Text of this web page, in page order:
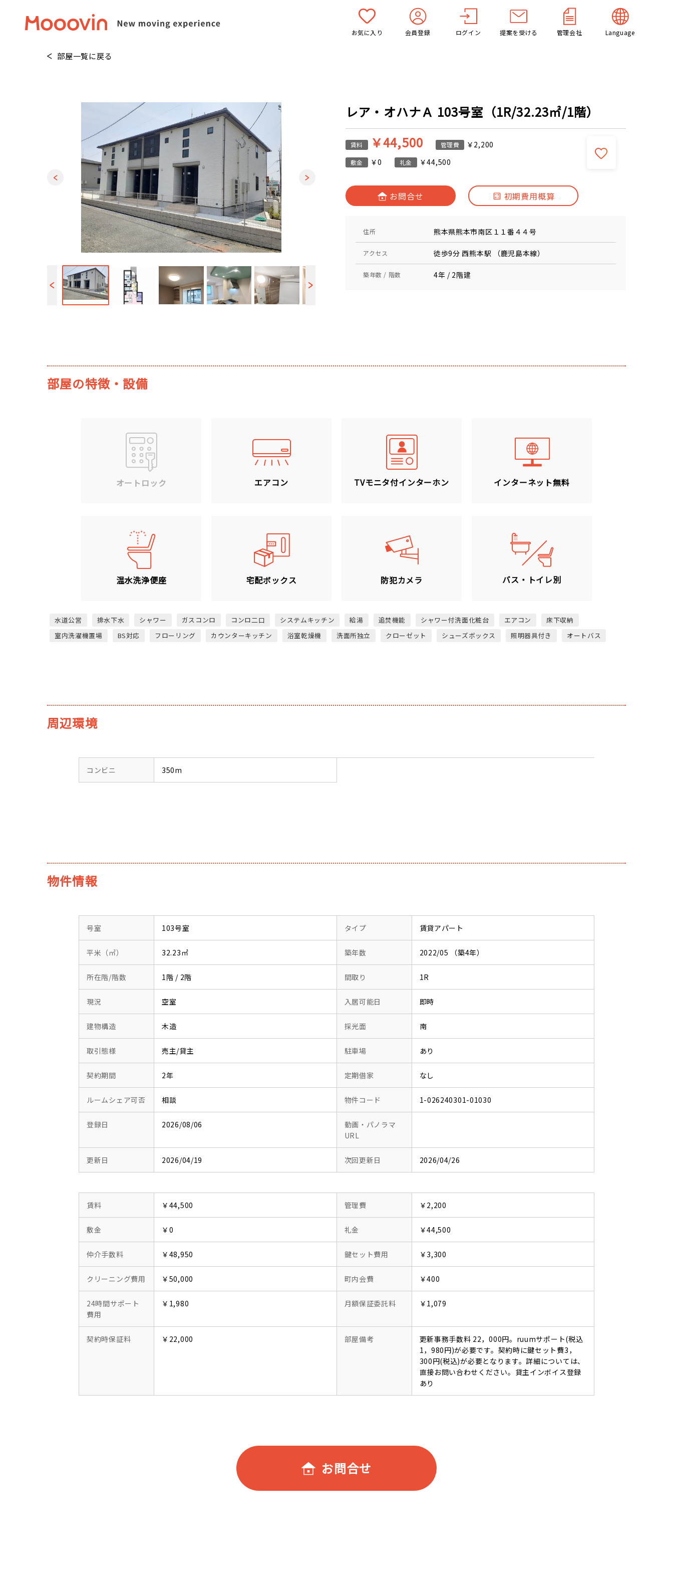
お気に入り 会員登録 ログイン 提案を受ける 管理会社 Language
部屋一覧に戻る
レア・オハナＡ 103号室（1R/32.23㎡/1階）
賃料 ￥44,500 管理費 ￥2,200
敷金 ￥0 礼金 ￥44,500
お問合せ 初期費用概算
住所 熊本県熊本市南区１１番４４号
アクセス 徒歩9分 西熊本駅 （鹿児島本線）
築年数 / 階数 4年 / 2階建
部屋の特徴・設備
オートロック エアコン TVモニタ付インターホン インターネット無料
温水洗浄便座 宅配ボックス 防犯カメラ バス・トイレ別
水道公営 排水下水 シャワー ガスコンロ コンロ二口 システムキッチン 給湯 追焚機能 シャワー付洗面化粧台 エアコン
床下収納
室内洗濯機置場
BS対応 フローリング カウンターキッチン 浴室乾燥機 洗面所独立 クローゼット シューズボックス 照明器具付き オートバス
周辺環境
コンビニ 350m
物件情報
号室 103号室 タイプ 賃貸アパート
平米（㎡） 32.23㎡ 築年数 2022/05 （築4年）
所在階/階数 1階 / 2階 間取り 1R
現況 空室 入居可能日 即時
建物構造 木造 採光面 南
取引態様 売主/貸主 駐車場 あり
契約期間 2年 定期借家 なし
ルームシェア可否 相談 物件コード 1-026240301-01030
登録日 2026/08/06
動画・パノラマ
URL
更新日 2026/04/19 次回更新日 2026/04/26
賃料 ￥44,500 管理費 ￥2,200
敷金 ￥0 礼金 ￥44,500
仲介手数料 ￥48,950 鍵セット費用 ￥3,300
クリーニング費用 ￥50,000 町内会費 ￥400
24時間サポート
費用
￥1,980 月額保証委託料 ￥1,079
契約時保証料 ￥22,000 部屋備考
更新事務手数料 22，000円。ruumサポート(税込
1，980円)が必要です。契約時に鍵セット費3，
300円(税込)が必要となります。詳細については、
直接お問い合わせください。貸主インボイス登録
あり
お問合せ